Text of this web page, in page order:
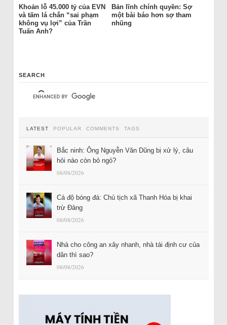
Khoản lỗ 45.000 tỷ của EVN
và tấm lá chắn “sai phạm
không vụ lợi” của Trần
Tuấn Anh?
Bản lĩnh chính quyền: Sợ
một bài báo hơn sợ tham
nhũng
SEARCH
LATEST POPULAR COMMENTS TAGS
Bắc ninh: Ông Nguyễn Văn Dũng bị xử lý, câu
hỏi nào còn bỏ ngỏ?
08/08/2026
Cá độ bóng đá: Chủ tịch xã Thanh Hóa bị khai
trừ Đảng
08/08/2026
Nhà cho công an xây nhanh, nhà tái định cư của
dân thì sao?
08/08/2026